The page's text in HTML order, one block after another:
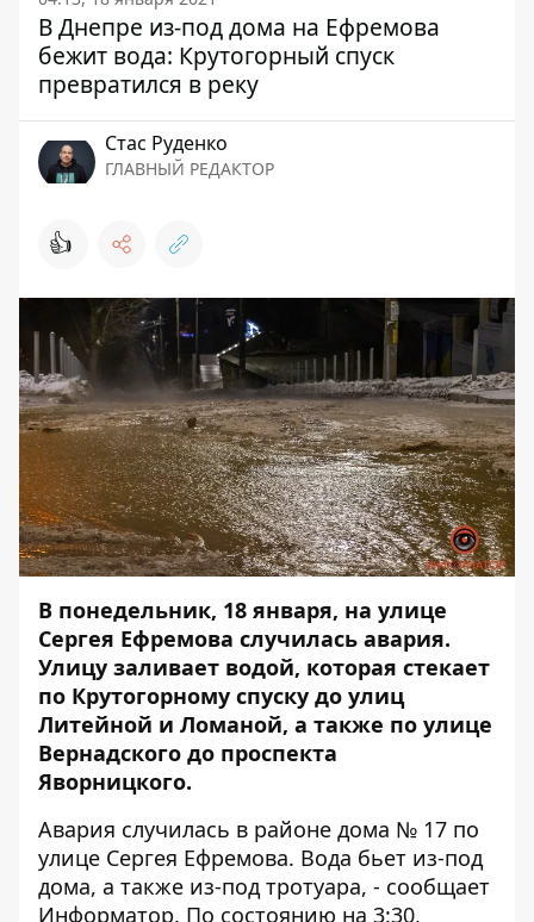
В Днепре из-под дома на Ефремова
бежит вода: Крутогорный спуск
превратился в реку
Стаc Руденко
ГЛАВНЫЙ РЕДАКТОР
👍
В понедельник, 18 января, на улице
Сергея Ефремова случилась авария.
Улицу заливает водой, которая стекает
по Крутогорному спуску до улиц
Литейной и Ломаной, а также по улице
Вернадского до проспекта
Яворницкого.
Авария случилась в районе дома № 17 по
улице Сергея Ефремова. Вода бьет из-под
дома, а также из-под тротуара, - сообщает
Информатор. По состоянию на 3:30,